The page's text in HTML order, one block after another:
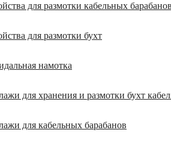
для размотки кабельных
для размотки бухт
намотка
для хранения и размотки бухт
для кабельных барабанов